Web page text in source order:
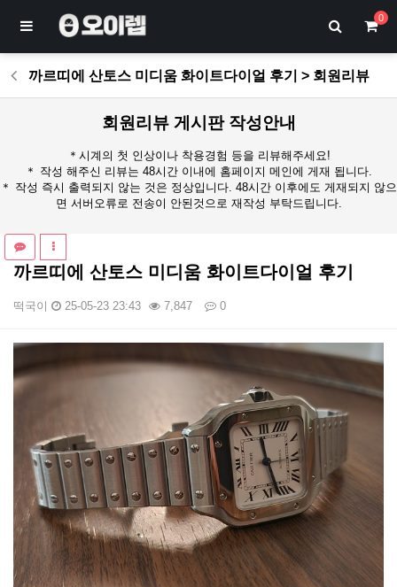
0
까르띠에 산토스 미디움 화이트다이얼 후기 > 회원리뷰
회원리뷰 게시판 작성안내
＊시계의 첫 인상이나 착용경험 등을 리뷰해주세요!
＊ 작성 해주신 리뷰는 48시간 이내에 홈페이지 메인에 게재 됩니다.
＊ 작성 즉시 출력되지 않는 것은 정상입니다. 48시간 이후에도 게재되지 않으
면 서버오류로 전송이 안된것으로 재작성 부탁드립니다.
까르띠에 산토스 미디움 화이트다이얼 후기
떡국이 25-05-23 23:43 7,847 0
본문